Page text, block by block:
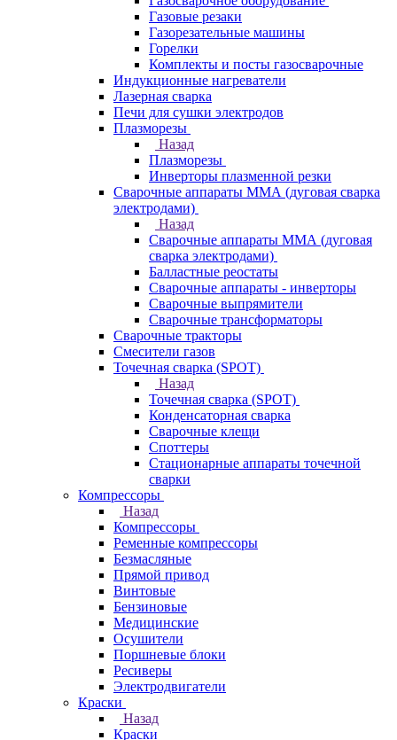
Газовые резаки
Газорезательные машины
Горелки
Комплекты и посты газосварочные
Индукционные нагреватели
Лазерная сварка
Печи для сушки электродов
Плазморезы
Назад
Плазморезы
Инверторы плазменной резки
Сварочные аппараты ММА (дуговая сварка
электродами)
Назад
Сварочные аппараты ММА (дуговая
сварка электродами)
Балластные реостаты
Сварочные аппараты - инверторы
Сварочные выпрямители
Сварочные трансформаторы
Сварочные тракторы
Смесители газов
Точечная сварка (SPOT)
Назад
Точечная сварка (SPOT)
Конденсаторная сварка
Сварочные клещи
Споттеры
Стационарные аппараты точечной
сварки
Компрессоры
Назад
Компрессоры
Ременные компрессоры
Безмасляные
Прямой привод
Винтовые
Бензиновые
Медицинские
Осушители
Поршневые блоки
Ресиверы
Электродвигатели
Краски
Назад
Краски